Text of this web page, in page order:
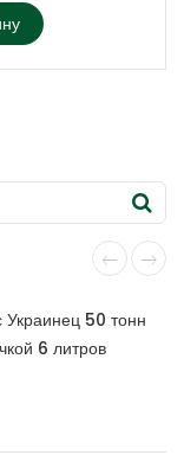
Украинец 50 тонн
6 литров